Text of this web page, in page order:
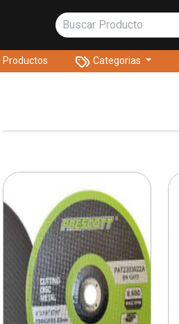
Productos Categorias